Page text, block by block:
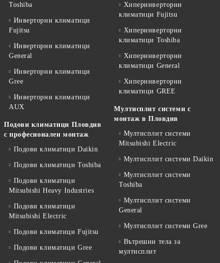
Toshiba
Инверторни климатици
Fujitsu
Инверторни климатици
General
Инверторни климатици
Gree
Инверторни климатици
AUX
Подови климатици Пловдив
с професионален монтаж
Подови климатици Daikin
Подови климатици Toshiba
Подови климатици
Mitsubishi Heavy Industries
Подови климатици
Mitsubishi Electric
Подови климатици Fujitsu
Подови климатици Gree
Хиперинверторни
климатици Fujitsu
Хиперинверторни
климатици Toshiba
Хиперинверторни
климатици General
Хиперинверторни
климатици GREE
Мултисплит системи с
монтаж в Пловдив
Мултисплит системи
Mitsubishi Electric
Мултисплит системи Daikin
Мултисплит системи
Toshiba
Мултисплит системи
General
Мултисплит системи Gree
Вътрешни тела за
мултисплит